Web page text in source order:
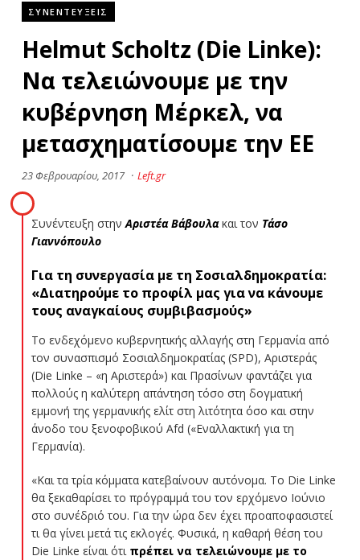
ΣΥΝΕΝΤΕΥΞΕΙΣ
Helmut Scholtz (Die Linke):
Να τελειώνουμε με την
κυβέρνηση Μέρκελ, να
μετασχηματίσουμε την ΕΕ
23 Φεβρουαρίου, 2017 · Left.gr
Συνέντευξη στηνΑριστέα Βάβουλακαι τον Τάσο
Γιαννόπουλο
Για τη συνεργασία με τη Σοσιαλδημοκρατία:
«Διατηρούμε το προφίλ μας για να κάνουμε
τους αναγκαίους συμβιβασμούς»
Το ενδεχόμενο κυβερνητικής αλλαγής στη Γερμανία από
τον συνασπισμό Σοσιαλδημοκρατίας (SPD), Αριστεράς
(Die Linke – «η Αριστερά») και Πρασίνων φαντάζει για
πολλούς η καλύτερη απάντηση τόσο στη δογματική
εμμονή της γερμανικής ελίτ στη λιτότητα όσο και στην
άνοδο του ξενοφοβικού Afd («Εναλλακτική για τη
Γερμανία).
«Και τα τρία κόμματα κατεβαίνουν αυτόνομα. Το Die Linke
θα ξεκαθαρίσει το πρόγραμμά του τον ερχόμενο Ιούνιο
στο συνέδριό του. Για την ώρα δεν έχει προαποφασιστεί
τι θα γίνει μετά τις εκλογές. Φυσικά, η καθαρή θέση του
Die Linke είναι ότι πρέπει να τελειώνουμε με το